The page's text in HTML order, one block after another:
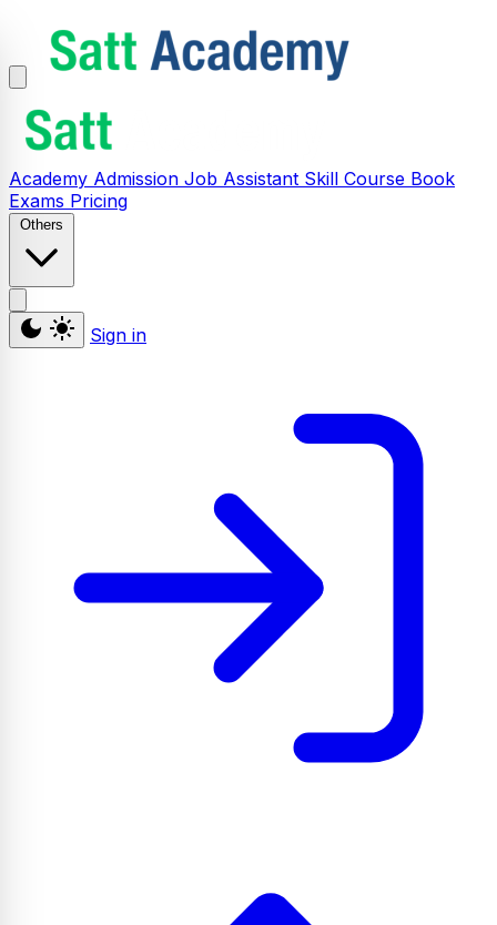
Academy Admission Job Assistant Skill Course Book
Exams Pricing
Others
Sign in